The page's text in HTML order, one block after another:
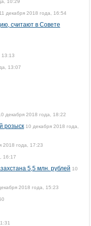
10:29
11 декабря 2018 года, 16:54
считают в Совете
13:13
13:07
декабря 2018 года, 18:22
розыск 10 декабря 2018 года,
2018 года, 17:23
16:17
5,5 млн. рублей 10
2018 года, 15:23